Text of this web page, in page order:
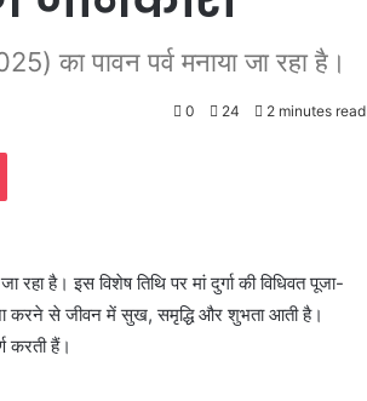
का पावन पर्व मनाया जा रहा है।
0 24 2 minutes read
Pocket
है। इस विशेष तिथि पर मां दुर्गा की विधिवत पूजा-
करने से जीवन में सुख, समृद्धि और शुभता आती है।
करती हैं।